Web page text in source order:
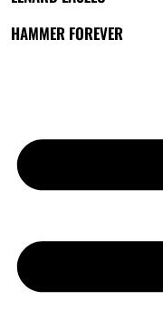
HAMMER FOREVER